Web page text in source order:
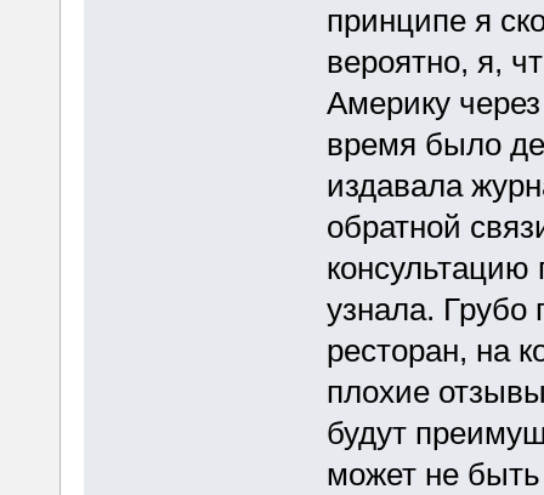
принципе я
вероятно, я,
Америку
время было
издавала
обратной
консультацию
узнала. Грубо
ресторан, на
плохие
будут
может не